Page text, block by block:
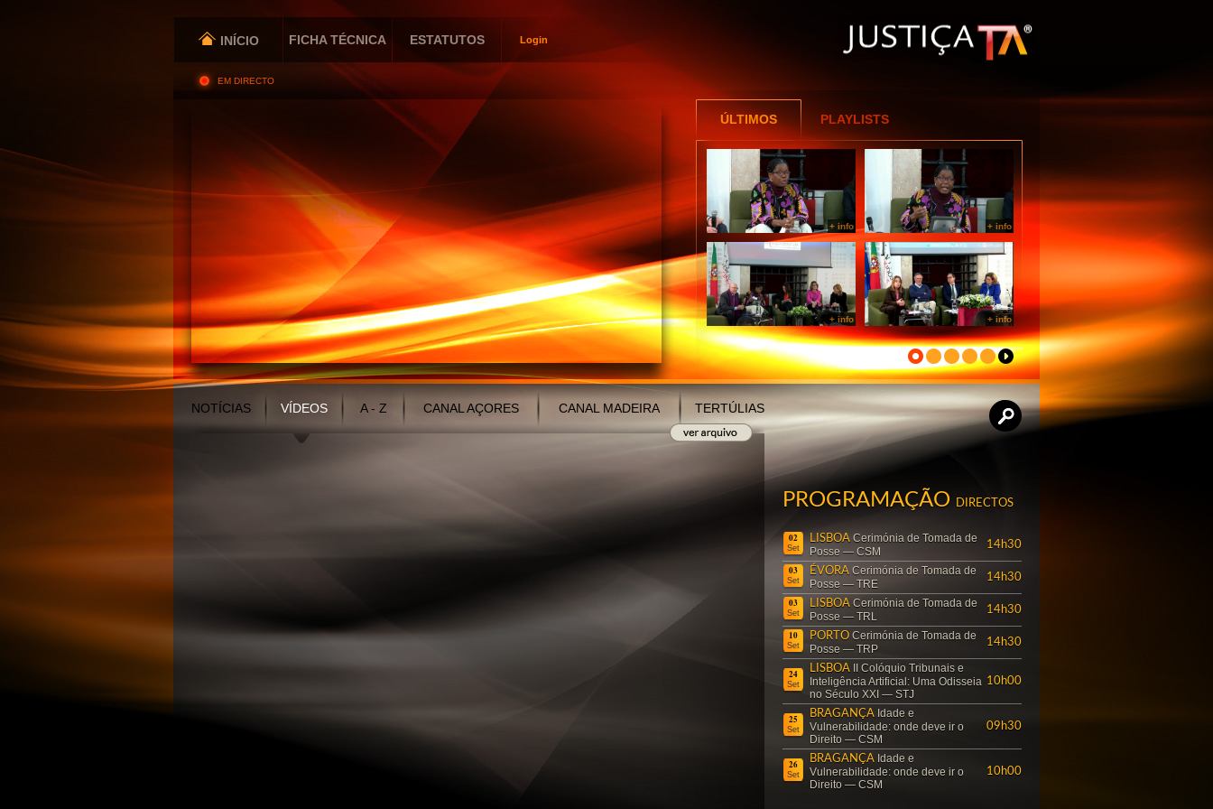
INÍCIO FICHA TÉCNICA ESTATUTOS Login [Entrar por IP]
EM DIRECTO
ÚLTIMOS PLAYLISTS
+ info + info
+ info + info + info
NOTÍCIAS VÍDEOS A - Z CANAL AÇORES CANAL MADEIRA TERTÚLIAS
PROGRAMAÇÃO DIRECTOS
02
Set
LISBOA Cerimónia de Tomada de
Posse — CSM
14h30
03
Set
ÉVORA Cerimónia de Tomada de
Posse — TRE
14h30
03
Set
LISBOA Cerimónia de Tomada de
Posse — TRL
14h30
10
Set
PORTO Cerimónia de Tomada de
Posse — TRP
14h30
24
Set
LISBOA II Colóquio Tribunais e
Inteligência Artificial: Uma Odisseia
no Século XXI — STJ
10h00
25
Set
BRAGANÇA Idade e
Vulnerabilidade: onde deve ir o
Direito — CSM
09h30
26
Set
BRAGANÇA Idade e
Vulnerabilidade: onde deve ir o
Direito — CSM
10h00